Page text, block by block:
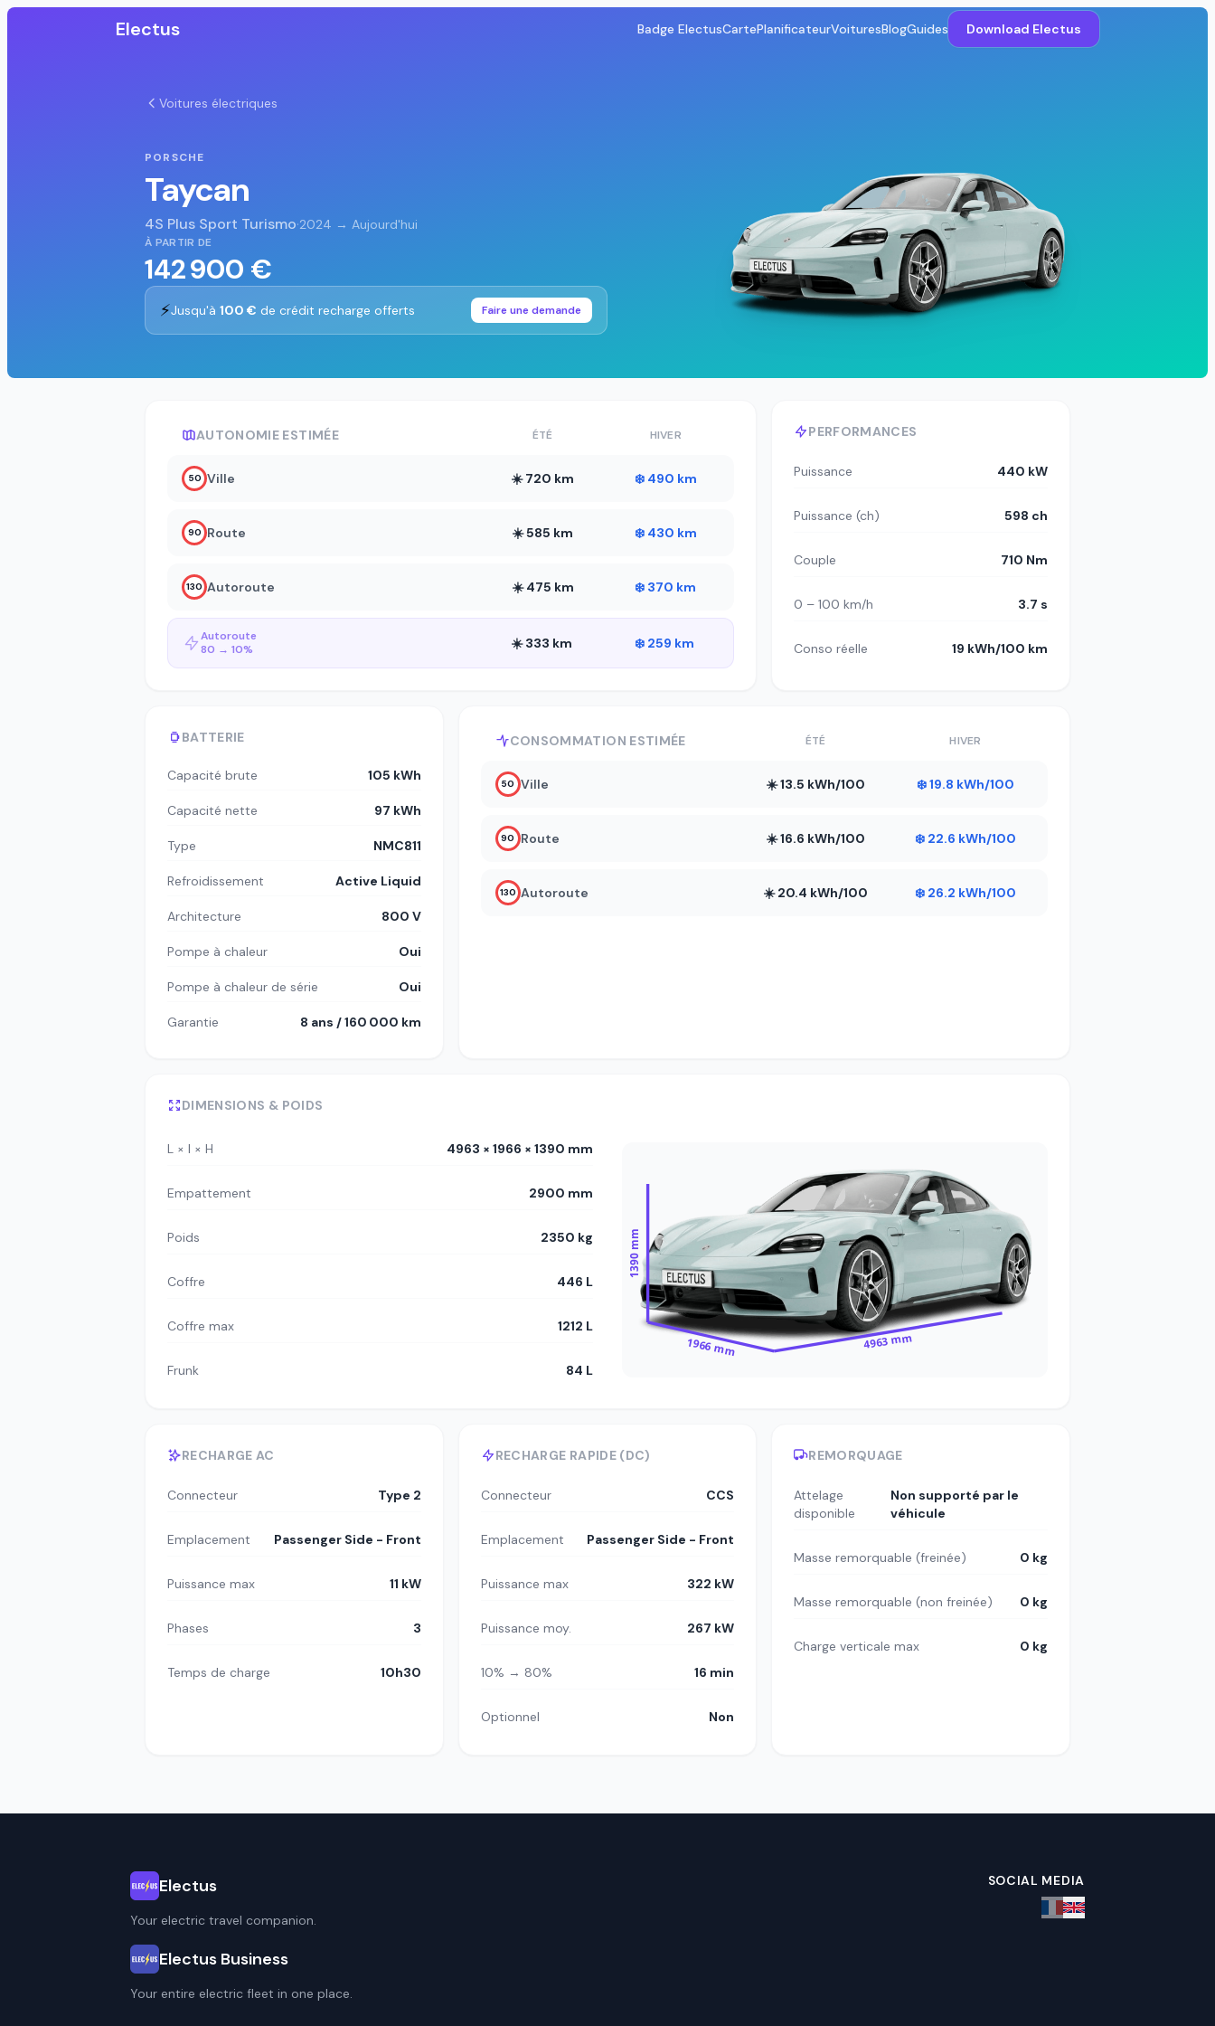
Electus Badge ElectusCartePlanificateurVoituresBlogGuides Download Electus
Voitures électriques
PORSCHE
Taycan
4S Plus Sport Turismo·2024 → Aujourd'hui
À PARTIR DE
142 900 €
⚡Jusqu'à 100 € de crédit recharge offerts Faire une demande
AUTONOMIE ESTIMÉE ÉTÉ HIVER
50 Ville ☀️ 720 km ❄️ 490 km
90 Route ☀️ 585 km ❄️ 430 km
130 Autoroute ☀️ 475 km ❄️ 370 km
Autoroute
80 → 10%
☀️ 333 km ❄️ 259 km
PERFORMANCES
Puissance 440 kW
Puissance (ch) 598 ch
Couple 710 Nm
0 – 100 km/h 3.7 s
Conso réelle 19 kWh/100 km
BATTERIE
Capacité brute 105 kWh
Capacité nette 97 kWh
Type NMC811
Refroidissement Active Liquid
Architecture 800 V
Pompe à chaleur Oui
Pompe à chaleur de série Oui
Garantie 8 ans / 160 000 km
CONSOMMATION ESTIMÉE ÉTÉ HIVER
50 Ville ☀️ 13.5 kWh/100 ❄️ 19.8 kWh/100
90 Route ☀️ 16.6 kWh/100 ❄️ 22.6 kWh/100
130 Autoroute ☀️ 20.4 kWh/100 ❄️ 26.2 kWh/100
DIMENSIONS & POIDS
L × l × H 4963 × 1966 × 1390 mm
Empattement 2900 mm
Poids 2350 kg
Coffre 446 L
Coffre max 1212 L
Frunk 84 L
1390 mm
1966 mm 4963 mm
RECHARGE AC
Connecteur Type 2
Emplacement Passenger Side - Front
Puissance max 11 kW
Phases 3
Temps de charge 10h30
RECHARGE RAPIDE (DC)
Connecteur CCS
Emplacement Passenger Side - Front
Puissance max 322 kW
Puissance moy. 267 kW
10% → 80% 16 min
Optionnel Non
REMORQUAGE
Attelage
disponible
Non supporté par le
véhicule
Masse remorquable (freinée) 0 kg
Masse remorquable (non freinée) 0 kg
Charge verticale max 0 kg
Electus
Your electric travel companion.
Electus Business
Your entire electric fleet in one place.
SOCIAL MEDIA